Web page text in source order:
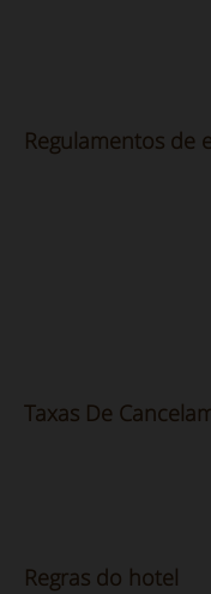
Regulamentos de
Taxas De
Regras do hotel